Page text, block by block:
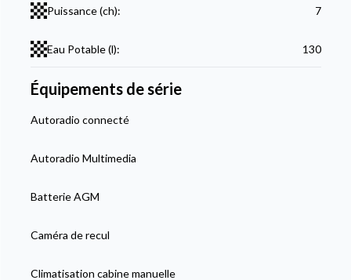
Puissance (ch): 7
Eau Potable (l): 130
Équipements de série
Autoradio connecté
Autoradio Multimedia
Batterie AGM
Caméra de recul
Climatisation cabine manuelle